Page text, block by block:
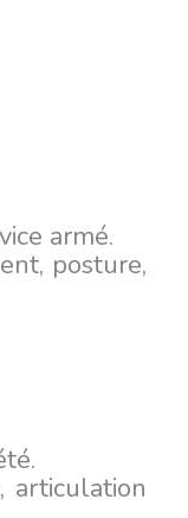
armé.
posture,
articulation